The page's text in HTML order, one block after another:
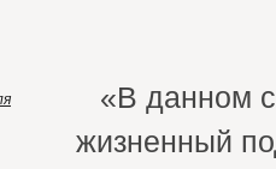
«В данном
жизненный